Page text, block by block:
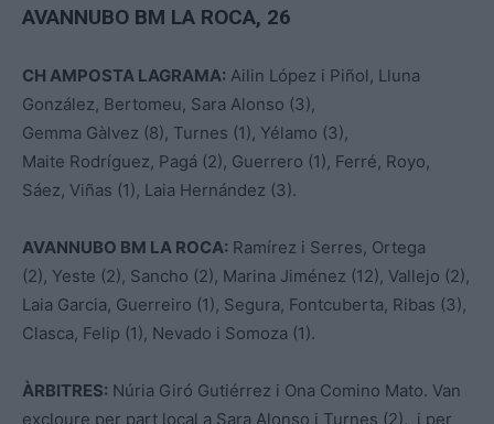
AVANNUBO BM LA ROCA, 26
CH AMPOSTA LAGRAMA: Ailin López i Piñol, Lluna
González, Bertomeu, Sara Alonso (3),
Gemma Gàlvez (8), Turnes (1), Yélamo (3),
Maite Rodríguez, Pagá (2), Guerrero (1), Ferré, Royo,
Sáez, Viñas (1), Laia Hernández (3).
AVANNUBO BM LA ROCA: Ramírez i Serres, Ortega
(2), Yeste (2), Sancho (2), Marina Jiménez (12), Vallejo (2),
Laia Garcia, Guerreiro (1), Segura, Fontcuberta, Ribas (3),
Clasca, Felip (1), Nevado i Somoza (1).
ÀRBITRES: Núria Giró Gutiérrez i Ona Comino Mato. Van
excloure per part local a Sara Alonso i Turnes (2), i per